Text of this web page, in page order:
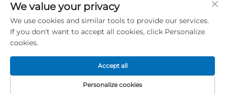
Copyright © 2025 af Jinan Golden
Bridge Precision Machinery Co.ltd
Privatlivspolitik
Rul til toppen
We value your privacy
We use cookies and similar tools to provide our services.
If you don't want to accept all cookies, click Personalize
cookies.
Personalize cookies
Accept all